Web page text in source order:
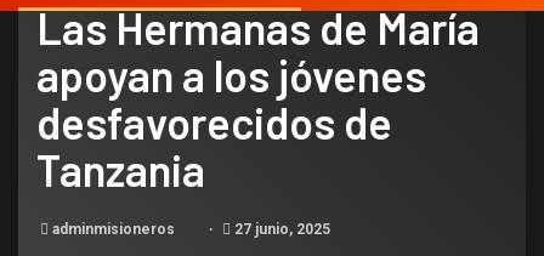
Las Hermanas de María
apoyan a los jóvenes
desfavorecidos de
Tanzania
adminmisioneros 27 junio, 2025